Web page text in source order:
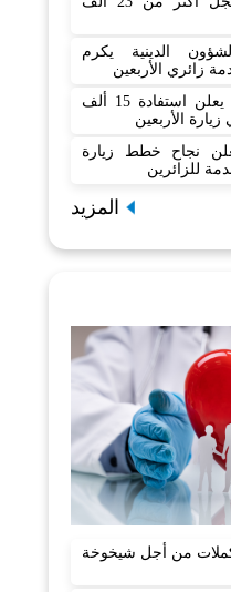
الدينية يكرم
زائري الأربعين
معهد القرآن الكريم النسوي يعلن استفادة 15 ألف
الأربعين
تعلن نجاح خطط زيارة
للزائرين
المزيد
من أجل شيخوخة